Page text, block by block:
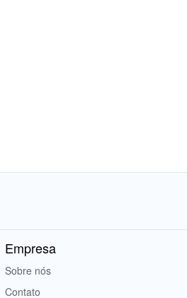
Empresa
Sobre nós
Contato